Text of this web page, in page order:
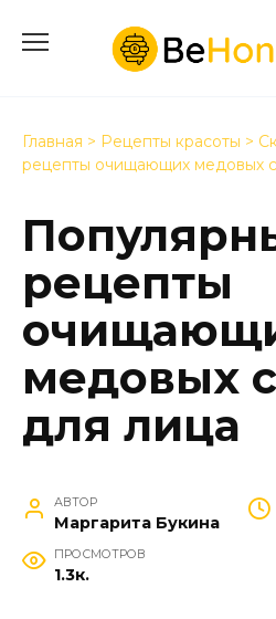
содержанию
Главная > Рецепты красоты >
рецепты очищающих медовых
рецепты
медовых
для лица
АВТОР
Маргарита Букина
ПРОСМОТРОВ
1.3к.